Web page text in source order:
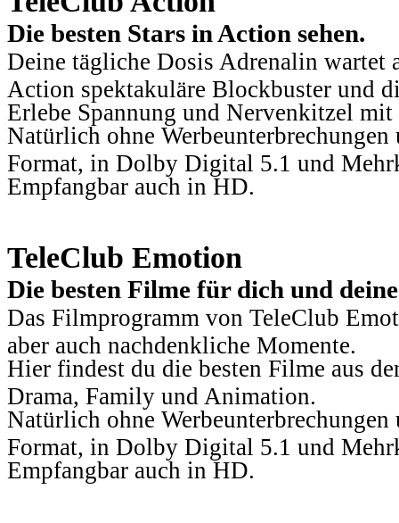
Die besten Stars in Action sehen.
Deine tägliche Dosis Adrenalin wartet
Action spektakuläre Blockbuster und
Erlebe Spannung und Nervenkitzel
Natürlich ohne
Format, in Dolby Digital 5.1 und
Empfangbar auch in HD.
TeleClub Emotion
Die besten Filme für dich und
Das Filmprogramm von TeleClub
aber auch nachdenkliche Momente.
Hier findest du die besten Filme aus
Drama, Family und Animation.
Natürlich ohne
Format, in Dolby Digital 5.1 und
Empfangbar auch in HD.